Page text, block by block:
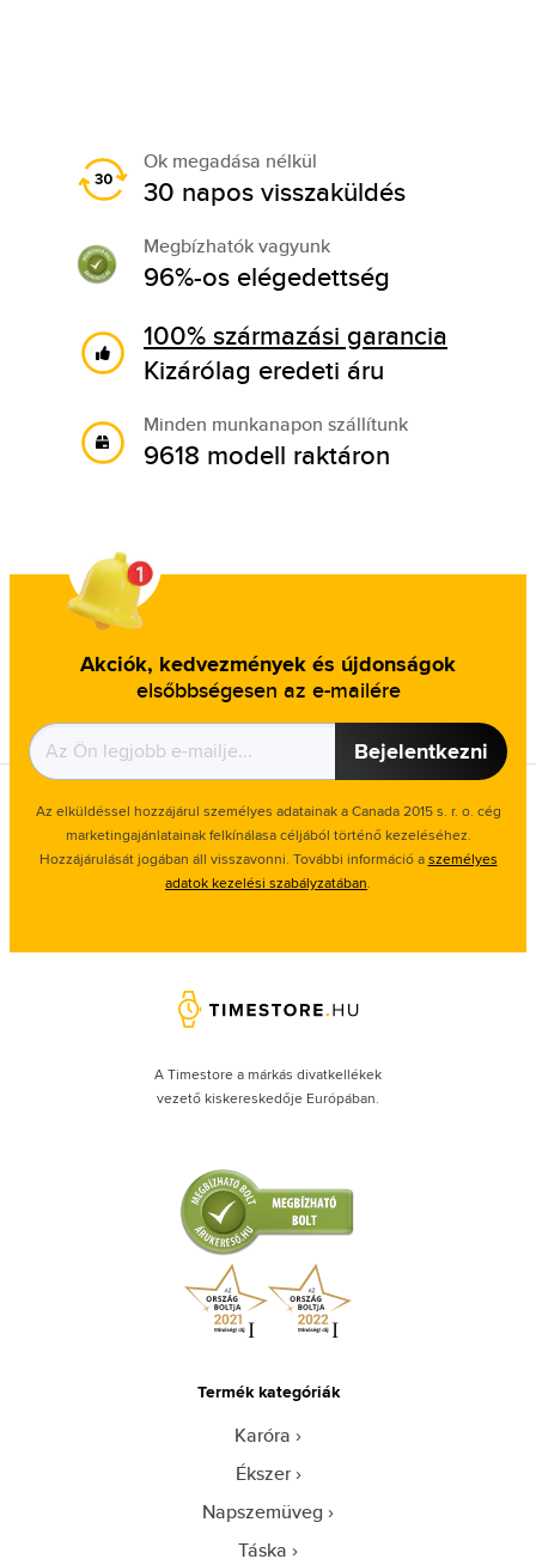
Ok megadása nélkül
30 napos visszaküldés
Megbízhatók vagyunk
96%-os elégedettség
100% származási garancia
Kizárólag eredeti áru
Minden munkanapon szállítunk
9618 modell raktáron
Akciók, kedvezmények és újdonságok
elsőbbségesen az e-mailére
Bejelentkezni
Az elküldéssel hozzájárul személyes adatainak a Canada 2015 s. r. o. cég
marketingajánlatainak felkínálasa céljából történő kezeléséhez.
Hozzájárulását jogában áll visszavonni. További információ aszemélyes
adatok kezelési szabályzatában.
A Timestore a márkás divatkellékek
vezető kiskereskedője Európában.
Termék kategóriák
Karóra
Ékszer
Napszemüveg
Táska